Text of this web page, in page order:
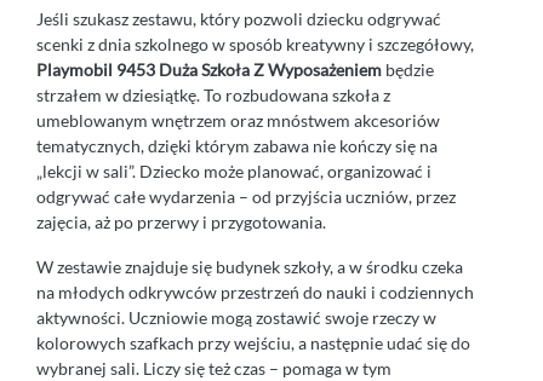
Jeśli szukasz zestawu, który pozwoli dziecku odgrywać
scenki z dnia szkolnego w sposób kreatywny i szczegółowy,
Playmobil 9453 Duża Szkoła Z Wyposażeniem będzie
strzałem w dziesiątkę. To rozbudowana szkoła z
umeblowanym wnętrzem oraz mnóstwem akcesoriów
tematycznych, dzięki którym zabawa nie kończy się na
„lekcji w sali”. Dziecko może planować, organizować i
odgrywać całe wydarzenia – od przyjścia uczniów, przez
zajęcia, aż po przerwy i przygotowania.
W zestawie znajduje się budynek szkoły, a w środku czeka
na młodych odkrywców przestrzeń do nauki i codziennych
aktywności. Uczniowie mogą zostawić swoje rzeczy w
kolorowych szafkach przy wejściu, a następnie udać się do
wybranej sali. Liczy się też czas – pomaga w tym